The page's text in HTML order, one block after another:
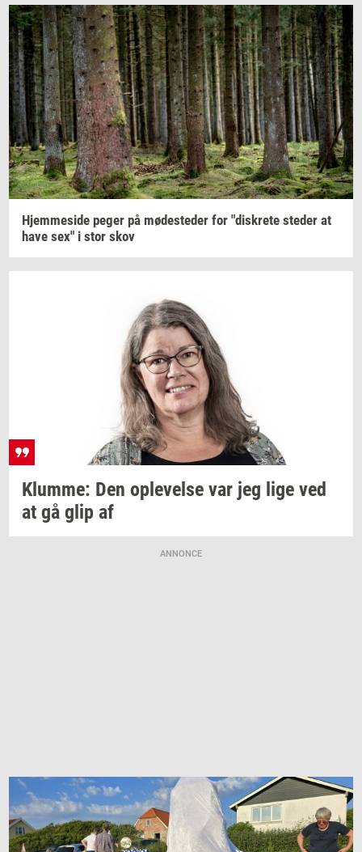
Hjem­mesi­de peger på mø­de­ste­der for "diskre­te ste­der at
have sex" i stor skov
Klum­me: Den op­le­vel­se var jeg lige ved
at gå glip af
ANNONCE